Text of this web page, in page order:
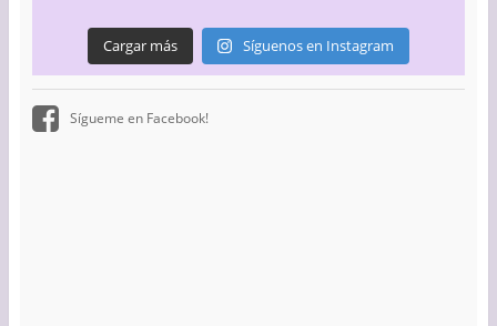
Cargar más Síguenos en Instagram
Sígueme en Facebook!